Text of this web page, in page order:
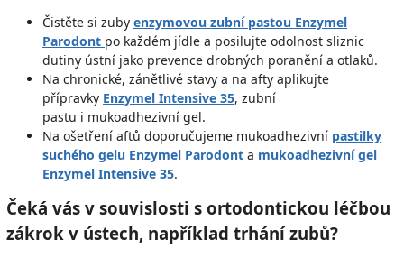
Čistěte si zuby enzymovou zubní pastou Enzymel
Parodont po každém jídle a posilujte odolnost sliznic
dutiny ústní jako prevence drobných poranění a otlaků.
Na chronické, zánětlivé stavy a na afty aplikujte
přípravky Enzymel Intensive 35, zubní
pastu i mukoadhezivní gel.
Na ošetření aftů doporučujeme mukoadhezivní pastilky
suchého gelu Enzymel Parodont a mukoadhezivní gel
Enzymel Intensive 35.
Čeká vás v souvislosti s ortodontickou léčbou
zákrok v ústech, například trhání zubů?